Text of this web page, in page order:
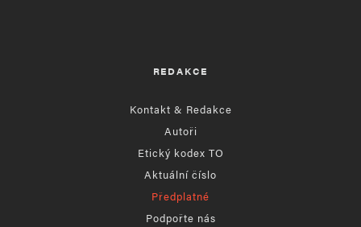
REDAKCE
Kontakt & Redakce
Autoři
Etický kodex TO
Aktuální číslo
Předplatné
Podpořte nás